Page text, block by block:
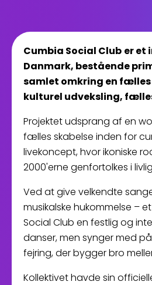
Cumbia Social Club er et
Danmark, bestående
samlet omkring en
kulturel udveksling,
Projektet udsprang af en
fælles skabelse inden for
livekoncept, hvor ikoniske
2000'erne genfortolkes i
Ved at give velkendte
musikalske hukommelse –
Social Club en festlig og
danser, men synger med
fejring, der bygger bro
Kollektivet havde sin